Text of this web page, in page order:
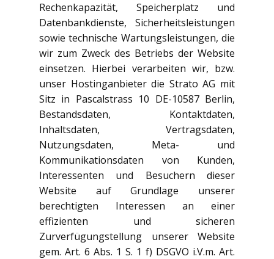
Rechenkapazität, Speicherplatz und
Datenbankdienste, Sicherheitsleistungen
sowie technische Wartungsleistungen, die
wir zum Zweck des Betriebs der Website
einsetzen. Hierbei verarbeiten wir, bzw.
unser Hostinganbieter die Strato AG mit
Sitz in Pascalstrass 10 DE-10587 Berlin,
Bestandsdaten, Kontaktdaten,
Inhaltsdaten, Vertragsdaten,
Nutzungsdaten, Meta- und
Kommunikationsdaten von Kunden,
Interessenten und Besuchern dieser
Website auf Grundlage unserer
berechtigten Interessen an einer
effizienten und sicheren
Zurverfügungstellung unserer Website
gem. Art. 6 Abs. 1 S. 1 f) DSGVO i.V.m. Art.